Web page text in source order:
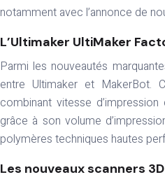
notamment avec l’annonce de
L’Ultimaker UltiMaker
Parmi les nouveautés
entre Ultimaker et MakerBot.
combinant vitesse
grâce à son volume
polymères techniques hautes
Les nouveaux scanners